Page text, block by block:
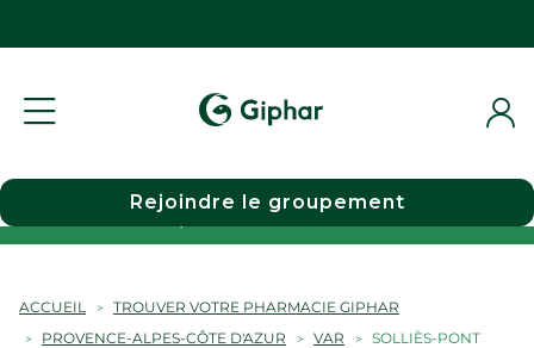
Choisir une pharmacie
Rejoindre le groupement
ACCUEIL
TROUVER VOTRE PHARMACIE GIPHAR
PROVENCE-ALPES-CÔTE D'AZUR
VAR SOLLIÈS-PONT